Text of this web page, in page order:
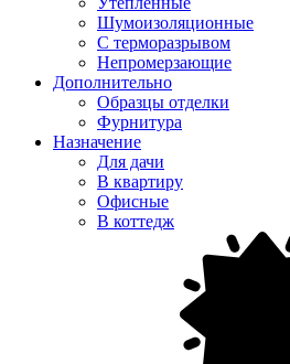
Шумоизоляционные
С терморазрывом
Непромерзающие
Дополнительно
Образцы отделки
Фурнитура
Назначение
Для дачи
В квартиру
Офисные
В коттедж